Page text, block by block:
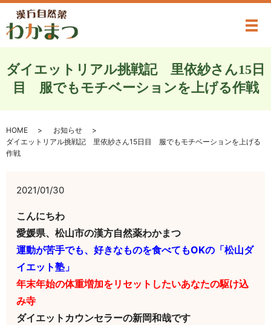
メ
ダイエットリアル挑戦記 里依紗さん15日
目 服でもモチベーションを上げる作戦
HOME
お知らせ
ダイエットリアル挑戦記 里依紗さん15日目 服でもモチベーションを上げる
作戦
2021/01/30
こんにちわ
愛媛県、松山市の漢方自然薬わかまつ
運動が苦手でも、好きなものを食べてもOKの「松山ダ
イエット塾」
年末年始の体重増加をリセットしたいあなたの駆け込
み寺
ダイエットカウンセラーの新岡和哉です